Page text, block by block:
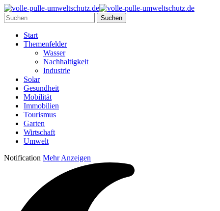
Start
Themenfelder
Wasser
Nachhaltigkeit
Industrie
Solar
Gesundheit
Mobilität
Immobilien
Tourismus
Garten
Wirtschaft
Umwelt
Notification Mehr Anzeigen